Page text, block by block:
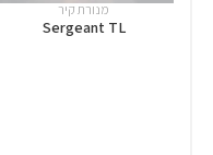
מנורת קיר
Sergeant TL